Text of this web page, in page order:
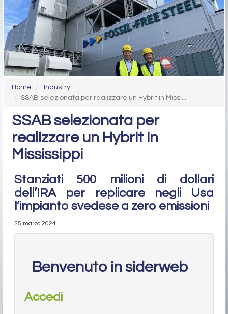
Home
Industry
SSAB selezionata per realizzare un Hybrit in Missi...
SSAB selezionata per
realizzare un Hybrit in
Mississippi
Stanziati 500 milioni di dollari
dell’IRA per replicare negli Usa
l’impianto svedese a zero emissioni
25 marzo 2024
Benvenuto in siderweb
Accedi